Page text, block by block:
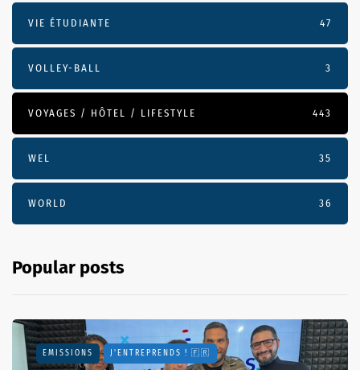
VIE ÉTUDIANTE 47
VOLLEY-BALL 3
VOYAGES / HÔTEL / LIFESTYLE 443
WEL 35
WORLD 36
Popular posts
EMISSIONS J'ENTREPRENDS ! 🇫🇷